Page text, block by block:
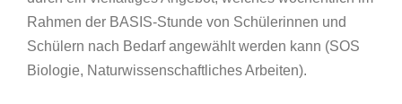
Rahmen der BASIS-Stunde von Schülerinnen und
Schülern nach Bedarf angewählt werden kann (SOS
Biologie, Naturwissenschaftliches Arbeiten).